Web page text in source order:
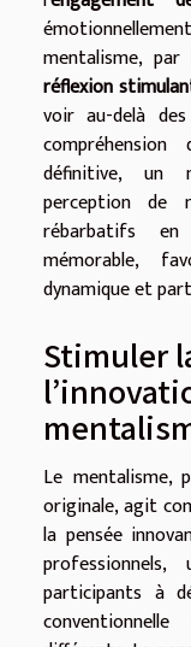
mentalisme,
réflexion
voir au-delà
définitive, un
perception de
rébarbatifs
mémorable,
dynamique et
Stimuler
Le mentalisme,
originale, agit
la pensée
participants à